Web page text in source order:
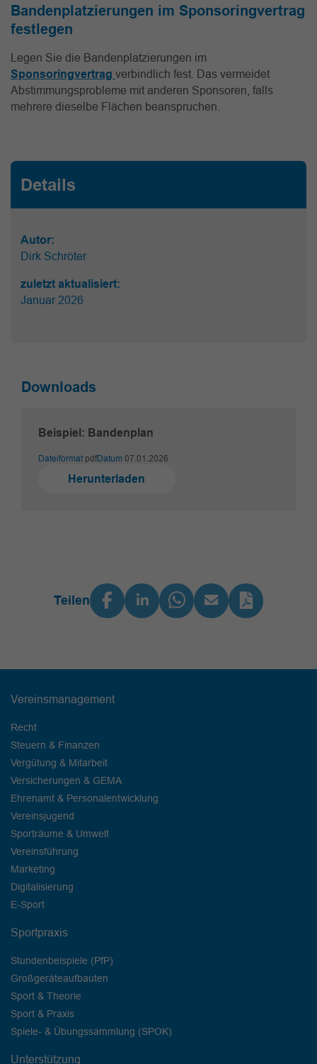
Bandenplatzierungen im Sponsoringvertrag
festlegen
Legen Sie die Bandenplatzierungen im
Sponsoringvertrag verbindlich fest. Das vermeidet
Abstimmungsprobleme mit anderen Sponsoren, falls
mehrere dieselbe Flächen beanspruchen.
Details
Autor:
Dirk Schröter
zuletzt aktualisiert:
Januar 2026
Downloads
Beispiel: Bandenplan
Dateiformat pdfDatum 07.01.2026
Herunterladen
Teilen
Vereinsmanagement
Recht
Steuern & Finanzen
Vergütung & Mitarbeit
Versicherungen & GEMA
Ehrenamt & Personalentwicklung
Vereinsjugend
Sporträume & Umwelt
Vereinsführung
Marketing
Digitalisierung
E-Sport
Sportpraxis
Stundenbeispiele (PfP)
Großgeräteaufbauten
Sport & Theorie
Sport & Praxis
Spiele- & Übungssammlung (SPOK)
Unterstützung